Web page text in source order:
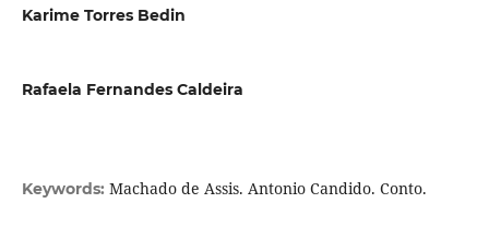
Karime Torres Bedin
Rafaela Fernandes Caldeira
Keywords: Machado de Assis. Antonio Candido. Conto.